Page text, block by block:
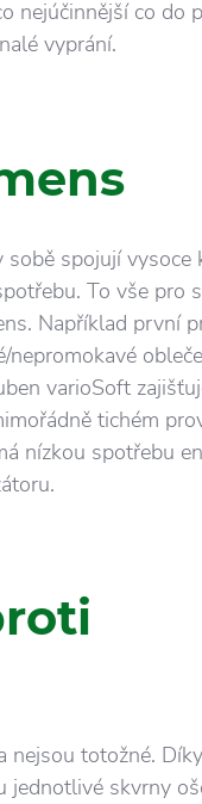
nejúčinnější co do
vyprání.
sobě spojují vysoce
To vše pro
Například první
varioSoft
tichém
nízkou spotřebu
nejsou totožné. Díky
jednotlivé skvrny